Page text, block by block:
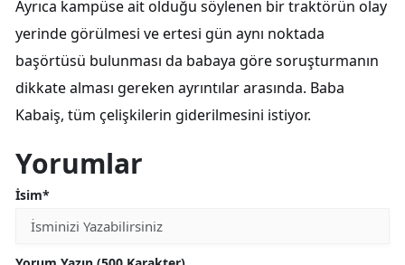
Ayrıca kampüse ait olduğu söylenen bir traktörün olay
yerinde görülmesi ve ertesi gün aynı noktada
başörtüsü bulunması da babaya göre soruşturmanın
dikkate alması gereken ayrıntılar arasında. Baba
Kabaiş, tüm çelişkilerin giderilmesini istiyor.
Yorumlar
İsim*